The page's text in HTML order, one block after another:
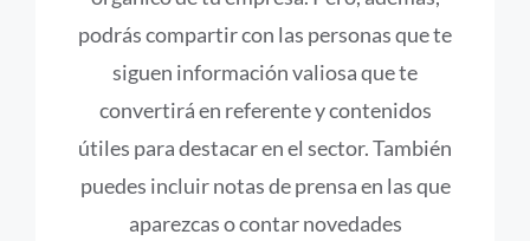
podrás compartir con las personas que te
siguen información valiosa que te
convertirá en referente y contenidos
útiles para destacar en el sector. También
puedes incluir notas de prensa en las que
aparezcas o contar novedades